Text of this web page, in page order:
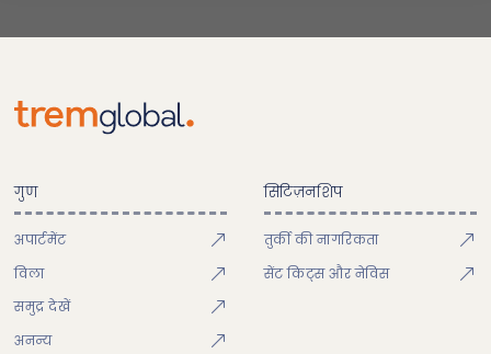
गुण
अपार्टमेंट
विला
समुद्र देखें
अनन्य
सिटिज़नशिप
तुर्की की नागरिकता
सेंट किट्स और नेविस